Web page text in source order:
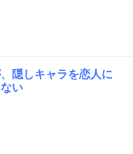
隠しキャラを恋人に
い